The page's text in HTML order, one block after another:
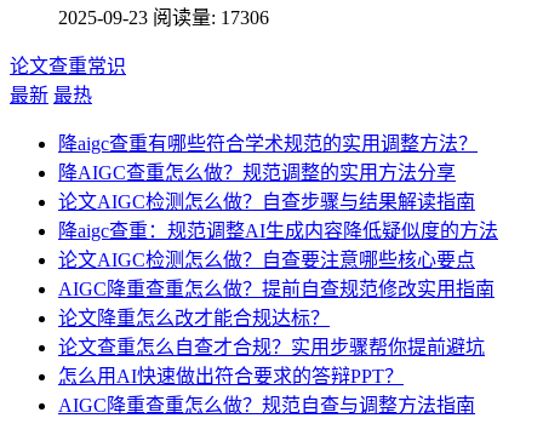
2025-09-23 阅读量: 17306
论文查重常识
最新 最热
降aigc查重有哪些符合学术规范的实用调整方法？
降AIGC查重怎么做？规范调整的实用方法分享
论文AIGC检测怎么做？自查步骤与结果解读指南
降aigc查重：规范调整AI生成内容降低疑似度的方法
论文AIGC检测怎么做？自查要注意哪些核心要点
AIGC降重查重怎么做？提前自查规范修改实用指南
论文降重怎么改才能合规达标？
论文查重怎么自查才合规？实用步骤帮你提前避坑
怎么用AI快速做出符合要求的答辩PPT？
AIGC降重查重怎么做？规范自查与调整方法指南